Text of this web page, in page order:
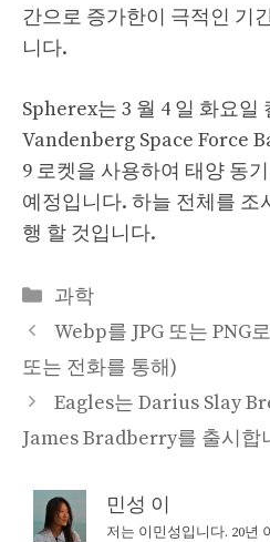
간으로 증가한이 극적인 기
니다.
Spherex는 3 월 4 일 화요일
Vandenberg Space Force
9 로켓을 사용하여 태양 동
예정입니다. 하늘 전체를 조
행 할 것입니다.
Categories
과학
Webp를 JPG 또는 PNG
또는 전화를 통해)
Eagles는 Darius Slay
James Bradberry를 출시합
민성 이
저는 이민성입니다. 20년